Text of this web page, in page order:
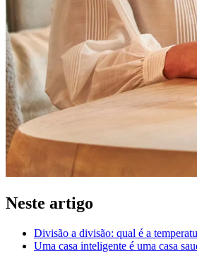
Neste artigo
Divisão a divisão: qual é a
Uma casa inteligente é uma casa